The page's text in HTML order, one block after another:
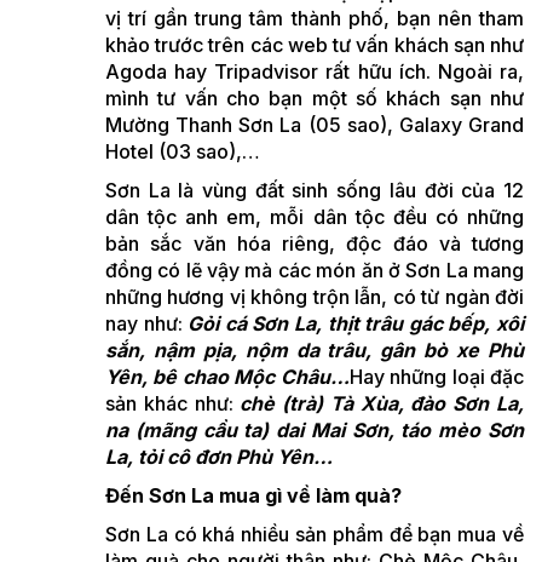
vị trí gần trung tâm thành phố, bạn nên tham
khảo trước trên các web tư vấn khách sạn như
Agoda hay Tripadvisor rất hữu ích. Ngoài ra,
mình tư vấn cho bạn một số khách sạn như
Mường Thanh Sơn La (05 sao), Galaxy Grand
Hotel (03 sao),…
Sơn La là vùng đất sinh sống lâu đời của 12
dân tộc anh em, mỗi dân tộc đều có những
bản sắc văn hóa riêng, độc đáo và tương
đồng có lẽ vậy mà các món ăn ở Sơn La mang
những hương vị không trộn lẫn, có từ ngàn đời
nay như: Gỏi cá Sơn La, thịt trâu gác bếp, xôi
sắn, nậm pịa, nộm da trâu, gân bò xe Phù
Yên, bê chao Mộc Châu…Hay những loại đặc
sản khác như: chè (trà) Tà Xùa, đào Sơn La,
na (mãng cầu ta) dai Mai Sơn, táo mèo Sơn
La, tỏi cô đơn Phù Yên…
Đến Sơn La mua gì về làm quà?
Sơn La có khá nhiều sản phẩm để bạn mua về